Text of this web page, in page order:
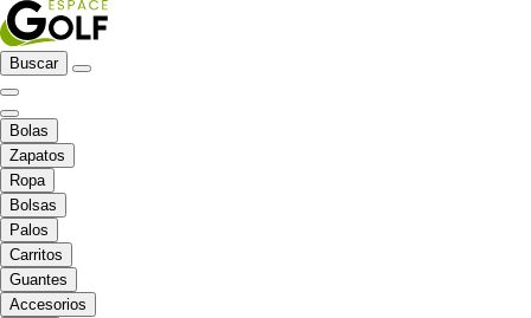
Buscar
Bolas
Zapatos
Ropa
Bolsas
Palos
Carritos
Guantes
Accesorios